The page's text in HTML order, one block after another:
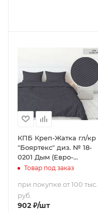
КПБ Креп-Жатка гл/кр
"Бояртекс" диз. № 18-
0201 Дым (Евро-
стандарт)
Товар под заказ
при покупке от 100 тыс.
руб.
902 ₽/шт